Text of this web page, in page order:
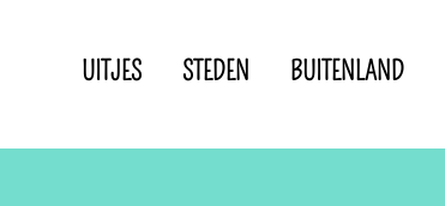
UITJES STEDEN BUITENLAND
Privacyverklaring